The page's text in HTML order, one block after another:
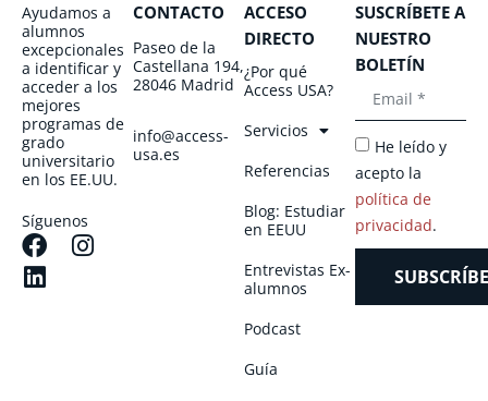
Ayudamos a
alumnos
excepcionales
a identificar y
acceder a los
mejores
programas de
grado
universitario
en los EE.UU.
Síguenos
CONTACTO
Paseo de la
Castellana 194,
28046 Madrid
info@access-
usa.es
ACCESO
DIRECTO
¿Por qué
Access USA?
Servicios
Referencias
Blog: Estudiar
en EEUU
Entrevistas Ex-
alumnos
Podcast
Guía
SUSCRÍBETE A
NUESTRO
BOLETÍN
He leído y
acepto la
política de
privacidad.